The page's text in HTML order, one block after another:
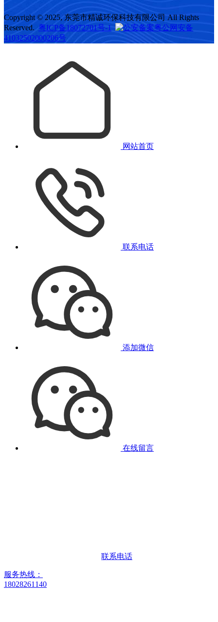
Copyright © 2025, 东莞市精诚环保科技有限公司 All Rights
Reserved. 粤ICP备18072701号-1
粤公网安备
41032502000206号
网站首页
联系电话
添加微信
在线留言
联系电话
服务热线：
18028261140